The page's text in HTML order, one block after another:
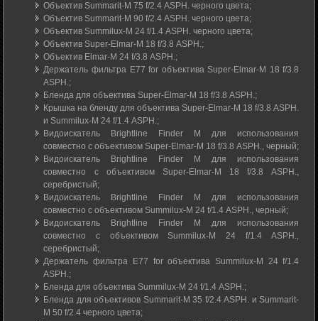
Объектив Summarit-M 75 f/2.4 ASPH. черного цвета;
Объектив Summarit-M 90 f/2.4 ASPH. черного цвета;
Объектив Summilux-M 24 f/1.4 ASPH. черного цвета;
Объектив Super-Elmar-M 18 f/3.8 ASPH.;
Объектив Elmar-M 24 f/3.8 ASPH.;
Держатель фильтра E77 for объектива Super-Elmar-M 18 f/3.8
ASPH.;
Бленда для объектива Super-Elmar-M 18 f/3.8 ASPH.;
Крышка на бленду для объектива Super-Elmar-M 18 f/3.8 ASPH.
и Summilux-M 24 f/1.4 ASPH.;
Видоискатель Brightline Finder M для использования
совместно с объективом Super-Elmar-M 18 f/3.8 ASPH., черный;
Видоискатель Brightline Finder M для использования
совместно с объективом Super-Elmar-M 18 f/3.8 ASPH.,
серебристый;
Видоискатель Brightline Finder M для использования
совместно с объективом Summilux-M 24 f/1.4 ASPH., черный;
Видоискатель Brightline Finder M для использования
совместно с объективом Summilux-M 24 f/1.4 ASPH.,
серебристый;
Держатель фильтра E77 for объектива Summilux-M 24 f/1.4
ASPH.;
Бленда для объектива Summilux-M 24 f/1.4 ASPH.;
Бленда для объективов Summarit-M 35 f/2.4 ASPH. и Summarit-
M 50 f/2.4 черного цвета;